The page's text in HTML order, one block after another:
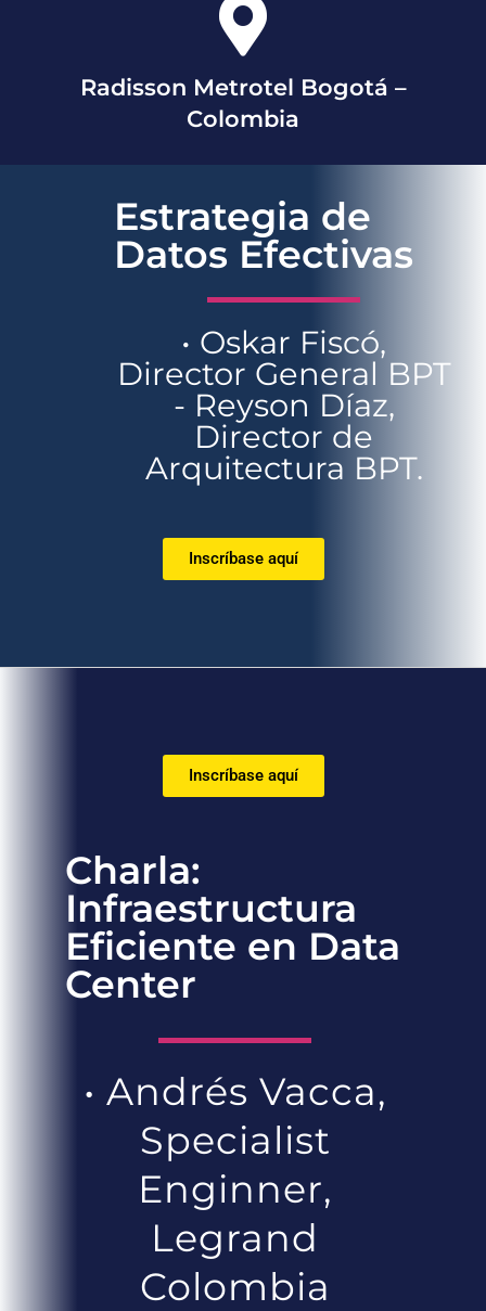
Radisson Metrotel Bogotá –
Colombia
Estrategia de
Datos Efectivas
• Oskar Fiscó,
Director General BPT
- Reyson Díaz,
Director de
Arquitectura BPT.
Inscríbase aquí
Inscríbase aquí
Charla:
Infraestructura
Eficiente en Data
Center
• Andrés Vacca,
Specialist
Enginner,
Legrand
Colombia